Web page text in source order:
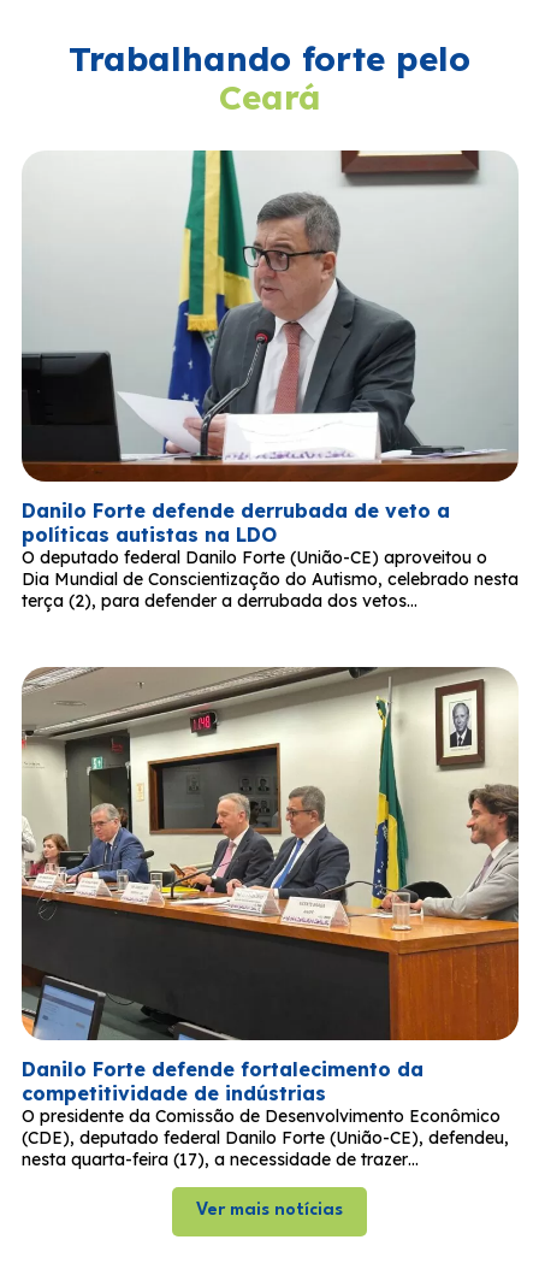
Trabalhando forte pelo
Ceará
Danilo Forte defende derrubada de veto a
políticas autistas na LDO
O deputado federal Danilo Forte (União-CE) aproveitou o
Dia Mundial de Conscientização do Autismo, celebrado nesta
terça (2), para defender a derrubada dos vetos…
Danilo Forte defende fortalecimento da
competitividade de indústrias
O presidente da Comissão de Desenvolvimento Econômico
(CDE), deputado federal Danilo Forte (União-CE), defendeu,
nesta quarta-feira (17), a necessidade de trazer…
Ver mais notícias